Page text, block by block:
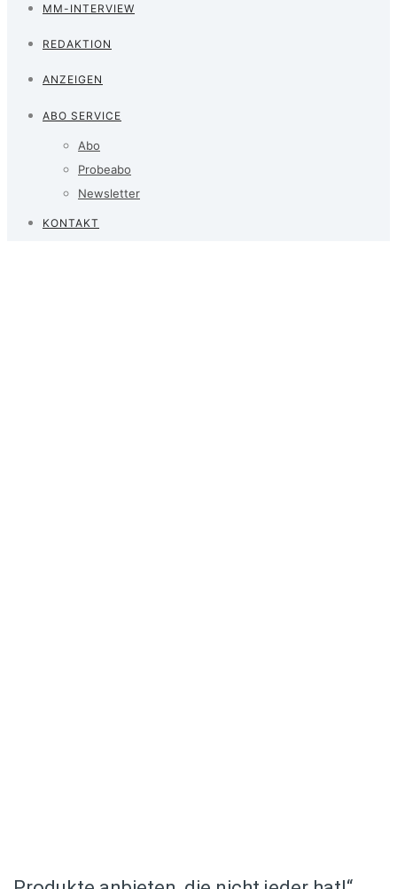
MM-INTERVIEW
REDAKTION
ANZEIGEN
ABO SERVICE
Abo
Probeabo
Newsletter
KONTAKT